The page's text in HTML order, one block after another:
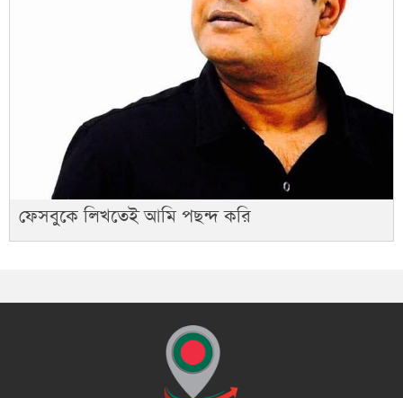
ফেসবুকে লিখতেই আমি পছন্দ করি